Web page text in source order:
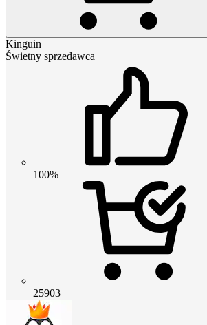
Kinguin
Świetny sprzedawca
100%
25903